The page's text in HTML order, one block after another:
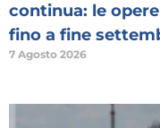
continua: le
fino a fine
7 Agosto 2026